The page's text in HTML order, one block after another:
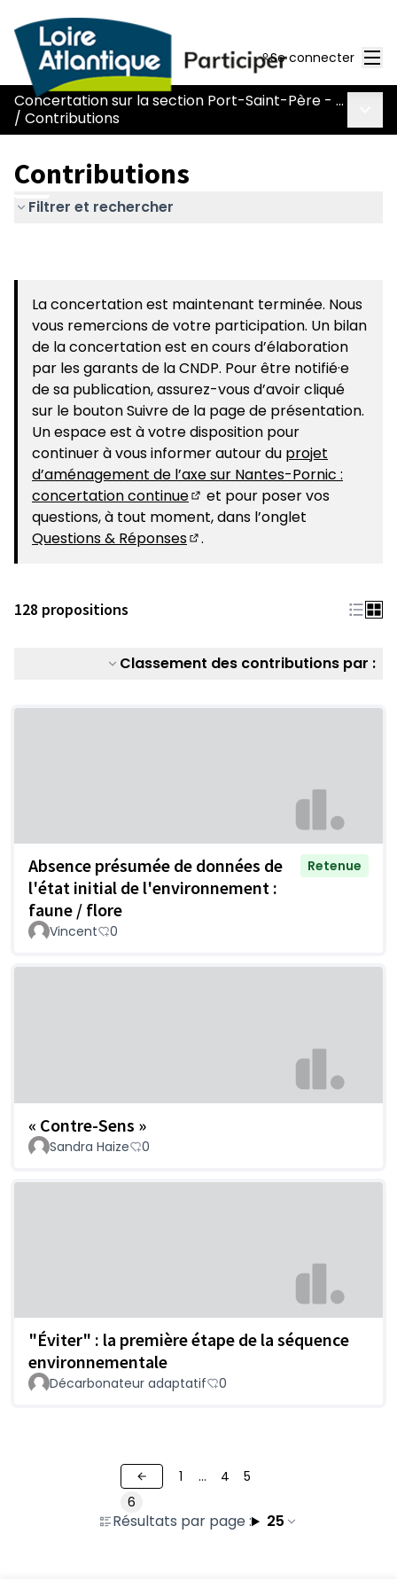
Se connecter
Concertation sur la section Port-Saint-Père - Le Pont Béranger de la route Nantes-Pornic
/ Contributions
Contributions
Filtrer et rechercher
La concertation est maintenant terminée. Nous
vous remercions de votre participation. Un bilan
de la concertation est en cours d’élaboration
par les garants de la CNDP. Pour être notifié·e
de sa publication, assurez-vous d’avoir cliqué
sur le bouton Suivre de la page de présentation.
Un espace est à votre disposition pour
continuer à vous informer autour du projet
d’aménagement de l’axe sur Nantes-Pornic :
concertation continue
(S'ouvre dans un nouvel
et pour poser vos
questions, à tout moment, dans l’onglet
Questions & Réponses
.
128 propositions
Classement des contributions par :
Absence présumée de données de
l'état initial de l'environnement :
faune / flore
Retenue
Vincent 0
« Contre-Sens »
Sandra Haize 0
"Éviter" : la première étape de la séquence
environnementale
Décarbonateur adaptatif 0
Résultats par page : 25
1 … 4
5
6